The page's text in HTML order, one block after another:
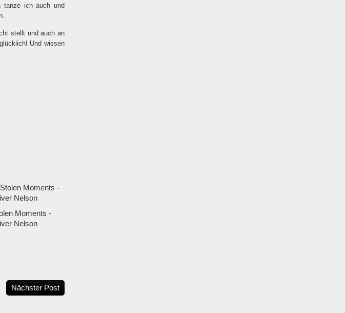
tanze ich auch und
stellt und auch an
Und wissen
Moments -
Nelson
Nächster Post